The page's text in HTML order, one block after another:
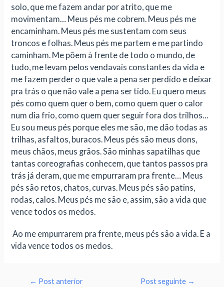
solo, que me fazem andar por atrito, que me
movimentam… Meus pés me cobrem. Meus pés me
encaminham. Meus pés me sustentam com seus
troncos e folhas. Meus pés me partem e me partindo
caminham. Me põem à frente de todo o mundo, de
tudo, me levam pelos vendavais constantes da vida e
me fazem perder o que vale a pena ser perdido e deixar
pra trás o que não vale a pena ser tido. Eu quero meus
pés como quem quer o bem, como quem quer o calor
num dia frio, como quem quer seguir fora dos trilhos…
Eu sou meus pés porque eles me são, me dão todas as
trilhas, asfaltos, buracos. Meus pés são meus dons,
meus chãos, meus grãos. São minhas sapatilhas que
tantas coreografias conhecem, que tantos passos pra
trás já deram, que me empurraram pra frente… Meus
pés são retos, chatos, curvas. Meus pés são patins,
rodas, calos. Meus pés me são e, assim, são a vida que
vence todos os medos.
Ao me empurrarem pra frente, meus pés são a vida. E a
vida vence todos os medos.
← Post anterior Post seguinte →